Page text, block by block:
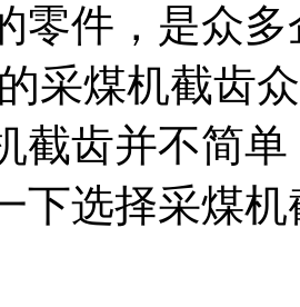
零件，是众
采煤机截齿
截齿并不简
下选择采煤